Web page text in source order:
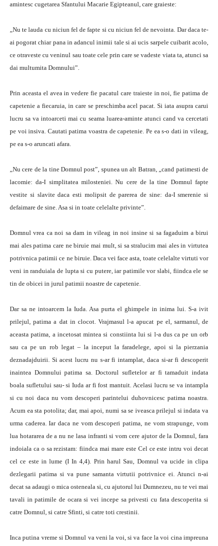
amintesc cugetarea Sfantului Macarie Egipteanul, care graieste:
„Nu te lauda cu niciun fel de fapte si cu niciun fel de nevointa. Dar daca te-
ai pogorat chiar pana in adancul inimii tale si ai ucis sarpele cuibarit acolo,
ce otraveste cu veninul sau toate cele prin care se vadeste viata ta, atunci sa
dai multumita Domnului”.
Prin aceasta el avea in vedere fie pacatul care traieste in noi, fie patima de
capetenie a fiecaruia, in care se preschimba acel pacat. Si iata asupra carui
lucru sa va intoarceti mai cu seama luarea-aminte atunci cand va cercetati
pe voi insiva. Cautati patima voastra de capetenie. Pe ea s-o dati in vileag,
pe ea s-o aruncati afara.
„Nu cere de la tine Domnul post”, spunea un alt Batran, „cand patimesti de
lacomie: da-I simplitatea milosteniei. Nu cere de la tine Domnul fapte
vestite si slavite daca esti molipsit de parerea de sine: da-I smerenie si
defaimare de sine. Asa si in toate celelalte privinte”.
Domnul vrea ca noi sa dam in vileag in noi insine si sa fagaduim a birui
mai ales patima care ne biruie mai mult, si sa stralucim mai ales in virtutea
potrivnica patimii ce ne biruie. Daca vei face asta, toate celelalte virtuti vor
veni in randuiala de lupta si cu putere, iar patimile vor slabi, fiindca ele se
tin de obicei in jurul patimii noastre de capetenie.
Dar sa ne intoarcem la Iuda. Asa purta el ghimpele in inima lui. S-a ivit
prilejul, patima a dat in clocot. Vrajmasul l-a apucat pe el, sarmanul, de
aceasta patima, a incetosat mintea si constiinta lui si l-a dus ca pe un orb
sau ca pe un rob legat – la inceput la faradelege, apoi si la pierzania
deznadajduirii. Si acest lucru nu s-ar fi intamplat, daca si-ar fi descoperit
inaintea Domnului patima sa. Doctorul sufletelor ar fi tamaduit indata
boala sufletului sau- si Iuda ar fi fost mantuit. Acelasi lucru se va intampla
si cu noi daca nu vom descoperi parintelui duhovnicesc patima noastra.
Acum ea sta potolita; dar, mai apoi, numi sa se iveasca prilejul si indata va
urma caderea. Iar daca ne vom descoperi patima, ne vom strapunge, vom
lua hotararea de a nu ne lasa infranti si vom cere ajutor de la Domnul, fara
indoiala ca o sa rezistam: fiindca mai mare este Cel ce este intru voi decat
cel ce este in lume (I In 4,4). Prin harul Sau, Domnul va ucide in clipa
dezlegarii patima si va pune samanta virtutii potrivnice ei. Atunci n-ai
decat sa adaugi o mica osteneala si, cu ajutorul lui Dumnezeu, nu te vei mai
tavali in patimile de ocara si vei incepe sa privesti cu fata descoperita si
catre Domnul, si catre Sfinti, si catre toti crestinii.
Inca putina vreme si Domnul va veni la voi, si va face la voi cina impreuna